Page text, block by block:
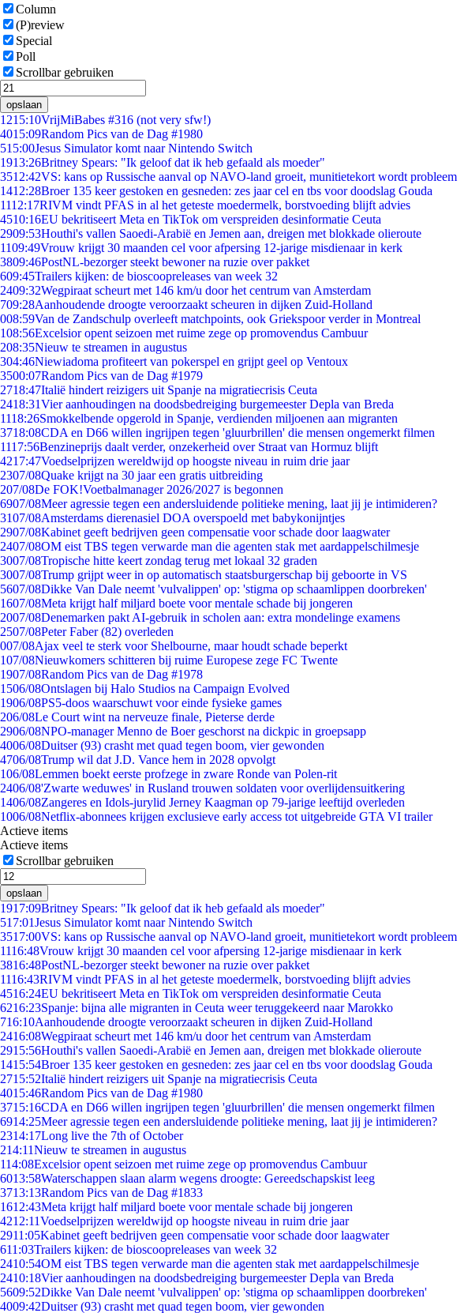
Column
(P)review
Special
Poll
Scrollbar gebruiken
opslaan
1215:10VrijMiBabes #316 (not very sfw!)
4015:09Random Pics van de Dag #1980
515:00Jesus Simulator komt naar Nintendo Switch
1913:26Britney Spears: "Ik geloof dat ik heb gefaald als moeder"
3512:42VS: kans op Russische aanval op NAVO-land groeit, munitietekort wordt probleem
1412:28Broer 135 keer gestoken en gesneden: zes jaar cel en tbs voor doodslag Gouda
1112:17RIVM vindt PFAS in al het geteste moedermelk, borstvoeding blijft advies
4510:16EU bekritiseert Meta en TikTok om verspreiden desinformatie Ceuta
2909:53Houthi's vallen Saoedi-Arabië en Jemen aan, dreigen met blokkade olieroute
1109:49Vrouw krijgt 30 maanden cel voor afpersing 12-jarige misdienaar in kerk
3809:46PostNL-bezorger steekt bewoner na ruzie over pakket
609:45Trailers kijken: de bioscoopreleases van week 32
2409:32Wegpiraat scheurt met 146 km/u door het centrum van Amsterdam
709:28Aanhoudende droogte veroorzaakt scheuren in dijken Zuid-Holland
008:59Van de Zandschulp overleeft matchpoints, ook Griekspoor verder in Montreal
108:56Excelsior opent seizoen met ruime zege op promovendus Cambuur
208:35Nieuw te streamen in augustus
304:46Niewiadoma profiteert van pokerspel en grijpt geel op Ventoux
3500:07Random Pics van de Dag #1979
2718:47Italië hindert reizigers uit Spanje na migratiecrisis Ceuta
2418:31Vier aanhoudingen na doodsbedreiging burgemeester Depla van Breda
1118:26Smokkelbende opgerold in Spanje, verdienden miljoenen aan migranten
3718:08CDA en D66 willen ingrijpen tegen 'gluurbrillen' die mensen ongemerkt filmen
1117:56Benzineprijs daalt verder, onzekerheid over Straat van Hormuz blijft
4217:47Voedselprijzen wereldwijd op hoogste niveau in ruim drie jaar
2307/08Quake krijgt na 30 jaar een gratis uitbreiding
207/08De FOK!Voetbalmanager 2026/2027 is begonnen
6907/08Meer agressie tegen een andersluidende politieke mening, laat jij je intimideren?
3107/08Amsterdams dierenasiel DOA overspoeld met babykonijntjes
2907/08Kabinet geeft bedrijven geen compensatie voor schade door laagwater
2407/08OM eist TBS tegen verwarde man die agenten stak met aardappelschilmesje
3007/08Tropische hitte keert zondag terug met lokaal 32 graden
3007/08Trump grijpt weer in op automatisch staatsburgerschap bij geboorte in VS
5607/08Dikke Van Dale neemt 'vulvalippen' op: 'stigma op schaamlippen doorbreken'
1607/08Meta krijgt half miljard boete voor mentale schade bij jongeren
2007/08Denemarken pakt AI-gebruik in scholen aan: extra mondelinge examens
2507/08Peter Faber (82) overleden
007/08Ajax veel te sterk voor Shelbourne, maar houdt schade beperkt
107/08Nieuwkomers schitteren bij ruime Europese zege FC Twente
1907/08Random Pics van de Dag #1978
1506/08Ontslagen bij Halo Studios na Campaign Evolved
1906/08PS5-doos waarschuwt voor einde fysieke games
206/08Le Court wint na nerveuze finale, Pieterse derde
2906/08NPO-manager Menno de Boer geschorst na dickpic in groepsapp
4006/08Duitser (93) crasht met quad tegen boom, vier gewonden
4706/08Trump wil dat J.D. Vance hem in 2028 opvolgt
106/08Lemmen boekt eerste profzege in zware Ronde van Polen-rit
2406/08'Zwarte weduwes' in Rusland trouwen soldaten voor overlijdensuitkering
1406/08Zangeres en Idols-jurylid Jerney Kaagman op 79-jarige leeftijd overleden
1006/08Netflix-abonnees krijgen exclusieve early access tot uitgebreide GTA VI trailer
Actieve items
Actieve items
Scrollbar gebruiken
opslaan
1917:09Britney Spears: "Ik geloof dat ik heb gefaald als moeder"
517:01Jesus Simulator komt naar Nintendo Switch
3517:00VS: kans op Russische aanval op NAVO-land groeit, munitietekort wordt probleem
1116:48Vrouw krijgt 30 maanden cel voor afpersing 12-jarige misdienaar in kerk
3816:48PostNL-bezorger steekt bewoner na ruzie over pakket
1116:43RIVM vindt PFAS in al het geteste moedermelk, borstvoeding blijft advies
4516:24EU bekritiseert Meta en TikTok om verspreiden desinformatie Ceuta
6216:23Spanje: bijna alle migranten in Ceuta weer teruggekeerd naar Marokko
716:10Aanhoudende droogte veroorzaakt scheuren in dijken Zuid-Holland
2416:08Wegpiraat scheurt met 146 km/u door het centrum van Amsterdam
2915:56Houthi's vallen Saoedi-Arabië en Jemen aan, dreigen met blokkade olieroute
1415:54Broer 135 keer gestoken en gesneden: zes jaar cel en tbs voor doodslag Gouda
2715:52Italië hindert reizigers uit Spanje na migratiecrisis Ceuta
4015:46Random Pics van de Dag #1980
3715:16CDA en D66 willen ingrijpen tegen 'gluurbrillen' die mensen ongemerkt filmen
6914:25Meer agressie tegen een andersluidende politieke mening, laat jij je intimideren?
2314:17Long live the 7th of October
214:11Nieuw te streamen in augustus
114:08Excelsior opent seizoen met ruime zege op promovendus Cambuur
6013:58Waterschappen slaan alarm wegens droogte: Gereedschapskist leeg
3713:13Random Pics van de Dag #1833
1612:43Meta krijgt half miljard boete voor mentale schade bij jongeren
4212:11Voedselprijzen wereldwijd op hoogste niveau in ruim drie jaar
2911:05Kabinet geeft bedrijven geen compensatie voor schade door laagwater
611:03Trailers kijken: de bioscoopreleases van week 32
2410:54OM eist TBS tegen verwarde man die agenten stak met aardappelschilmesje
2410:18Vier aanhoudingen na doodsbedreiging burgemeester Depla van Breda
5609:52Dikke Van Dale neemt 'vulvalippen' op: 'stigma op schaamlippen doorbreken'
4009:42Duitser (93) crasht met quad tegen boom, vier gewonden